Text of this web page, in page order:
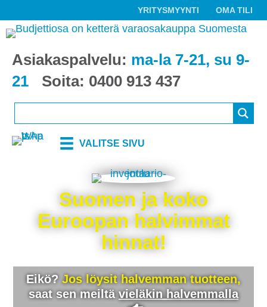
YRITYSMYYNTI OMA TILI
Asiakaspalvelu: ma-la 7-21, su 9-
21
Soita: 0400 913 437
VALITSE SIVU
Suomen ja koko
Euroopan halvimmat
hinnat!
Eikö? Jos löysit halvemman tuotteen,
saat sen meiltävieläkin halvemmalla